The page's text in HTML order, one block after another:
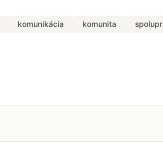
komunikácia komunita